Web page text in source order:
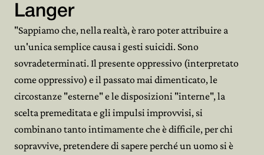
Attività e progetti
Alexander Langer
Archivio 
Partecipa
Langer
"Sappiamo che, nella realtà, è raro poter attribuire a
un'unica semplice causa i gesti suicidi. Sono
sovradeterminati. Il presente oppressivo (interpretato
come oppressivo) e il passato mai dimenticato, le
circostanze "esterne" e le disposizioni "interne", la
scelta premeditata e gli impulsi improvvisi, si
combinano tanto intimamente che è difficile, per chi
sopravvive, pretendere di sapere perché un uomo si è